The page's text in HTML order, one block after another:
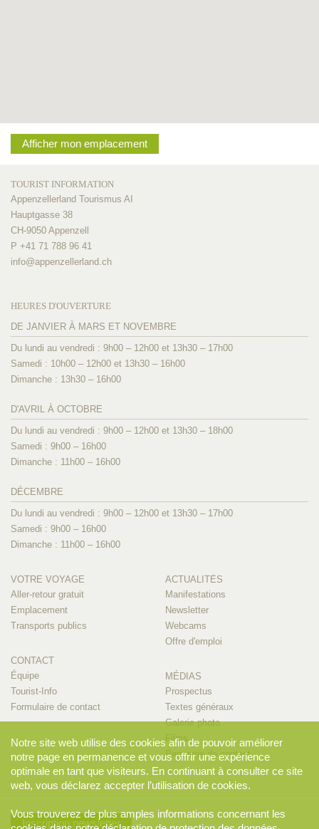
Afficher mon emplacement
TOURIST INFORMATION
Appenzellerland Tourismus AI
Hauptgasse 38
CH-9050 Appenzell
P +41 71 788 96 41
info@appenzellerland.ch
HEURES D'OUVERTURE
DE JANVIER À MARS ET NOVEMBRE
Du lundi au vendredi : 9h00 – 12h00 et 13h30 – 17h00
Samedi : 10h00 – 12h00 et 13h30 – 16h00
Dimanche : 13h30 – 16h00
D'AVRIL À OCTOBRE
Du lundi au vendredi : 9h00 – 12h00 et 13h30 – 18h00
Samedi : 9h00 – 16h00
Dimanche : 11h00 – 16h00
DÉCEMBRE
Du lundi au vendredi : 9h00 – 12h00 et 13h30 – 17h00
Samedi : 9h00 – 16h00
Dimanche : 11h00 – 16h00
VOTRE VOYAGE
Aller-retour gratuit
Emplacement
Transports publics
CONTACT
Équipe
Tourist-Info
Formulaire de contact
ACTUALITÉS
Manifestations
Newsletter
Webcams
Offre d'emploi
MÉDIAS
Prospectus
Textes généraux
Galerie photo
Films
Personne de contact
Inscription newsletter
Notre site web utilise des cookies afin de pouvoir améliorer
notre page en permanence et vous offrir une expérience
optimale en tant que visiteurs. En continuant à consulter ce site
web, vous déclarez accepter l’utilisation de cookies.
Vous trouverez de plus amples informations concernant les